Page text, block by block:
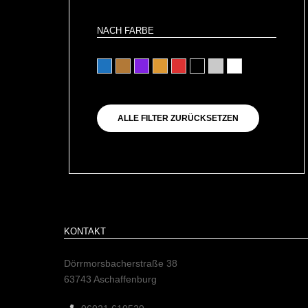
NACH FARBE
ALLE FILTER ZURÜCKSETZEN
KONTAKT
Dörrmorsbacherstraße 38
63743 Aschaffenburg